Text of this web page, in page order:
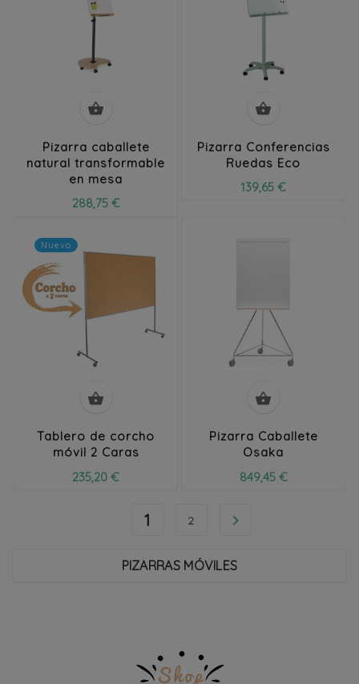

Pizarra caballete
natural transformable
en mesa
288,75 €

Pizarra Conferencias
Ruedas Eco
139,65 €
Nuevo

Tablero de corcho
móvil 2 Caras
235,20 €

Pizarra Caballete
Osaka
849,45 €
1 2 
PIZARRAS MÓVILES